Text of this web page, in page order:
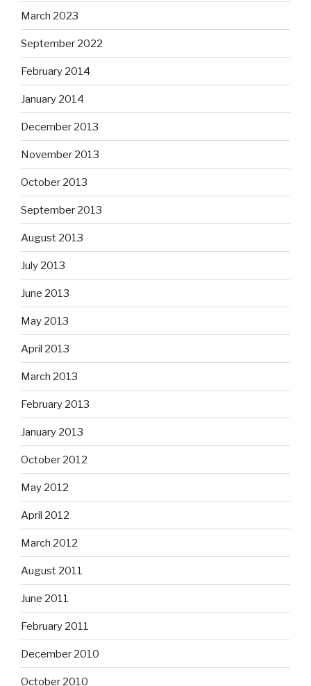
March 2023
September 2022
February 2014
January 2014
December 2013
November 2013
October 2013
September 2013
August 2013
July 2013
June 2013
May 2013
April 2013
March 2013
February 2013
January 2013
October 2012
May 2012
April 2012
March 2012
August 2011
June 2011
February 2011
December 2010
October 2010